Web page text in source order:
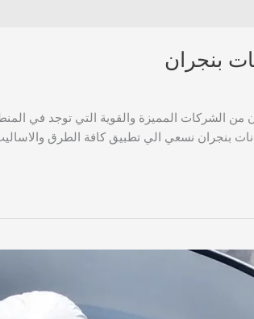
بنجران
الشركات المميزة والقوية التي توجد في
نسعي الي تطبيق كافة الطرق والاساليب